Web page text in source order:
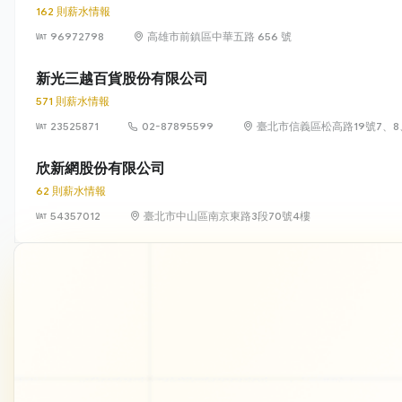
162 則薪水情報
96972798
高雄市前鎮區中華五路 656 號
新光三越百貨股份有限公司
571 則薪水情報
23525871
02-87895599 臺北市信義區松高路19號7、
欣新網股份有限公司
62 則薪水情報
54357012
臺北市中山區南京東路3段70號4樓